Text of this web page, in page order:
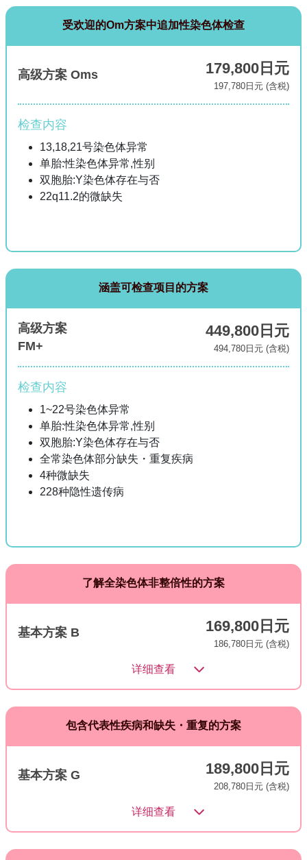
受欢迎的Om方案中追加性染色体检查
高级方案 Oms 179,800日元
197,780日元 (含税)
检查内容
13,18,21号染色体异常
单胎:性染色体异常,性别
双胞胎:Y染色体存在与否
22q11.2的微缺失
涵盖可检查项目的方案
高级方案
FM+
449,800日元
494,780日元 (含税)
检查内容
1~22号染色体异常
单胎:性染色体异常,性别
双胞胎:Y染色体存在与否
全常染色体部分缺失・重复疾病
4种微缺失
228种隐性遗传病
了解全染色体非整倍性的方案
基本方案 B 169,800日元
186,780日元 (含税)
详细查看
包含代表性疾病和缺失・重复的方案
基本方案 G 189,800日元
208,780日元 (含税)
详细查看